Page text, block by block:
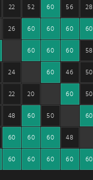
22 52 60 56 28
26 60 60 60 60
60 60 60 58
24 60 46 50
22 20 60 50
48 60 50 60
60 60 60 48
60 60 60 60 60